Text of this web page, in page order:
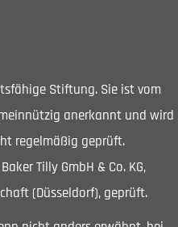
Stiftung. Sie ist vom
anerkannt und wird
regelmäßig geprüft.
Tilly GmbH & Co. KG,
(Düsseldorf), geprüft.